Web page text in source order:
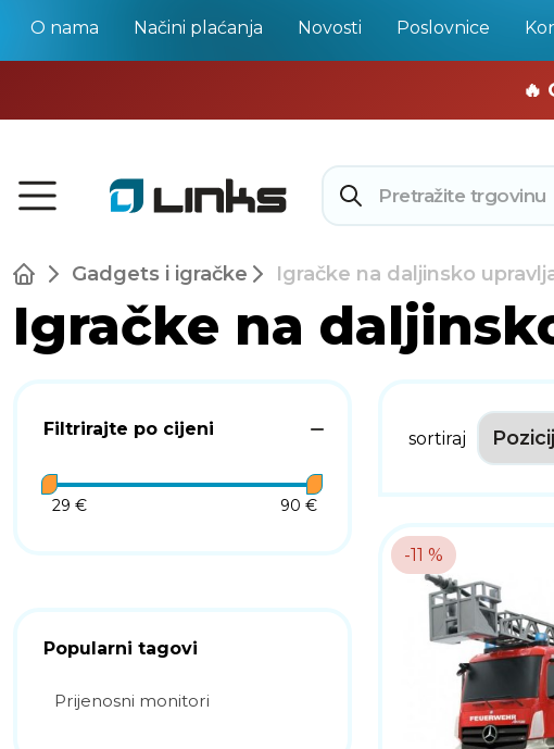
O nama Načini plaćanja Novosti Poslovnice
🔥
Gadgets i igračke Igračke na daljinsko
Igračke na
Filtrirajte po cijeni
29 € 90 €
Popularni tagovi
Prijenosni monitori
sortiraj
-11 %